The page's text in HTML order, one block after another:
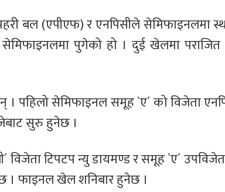
बल (एपीएफ) र एनपिसीले सेमिफाइनलमा
पुगेको हो । दुई खेलमा पराजित
सेमिफाइनल समूह `ए´ को विजेता
सुरु हुनेछ ।
विजेता टिपटप न्यु डायमण्ड र समूह `ए´
फाइनल खेल शनिबार हुनेछ ।